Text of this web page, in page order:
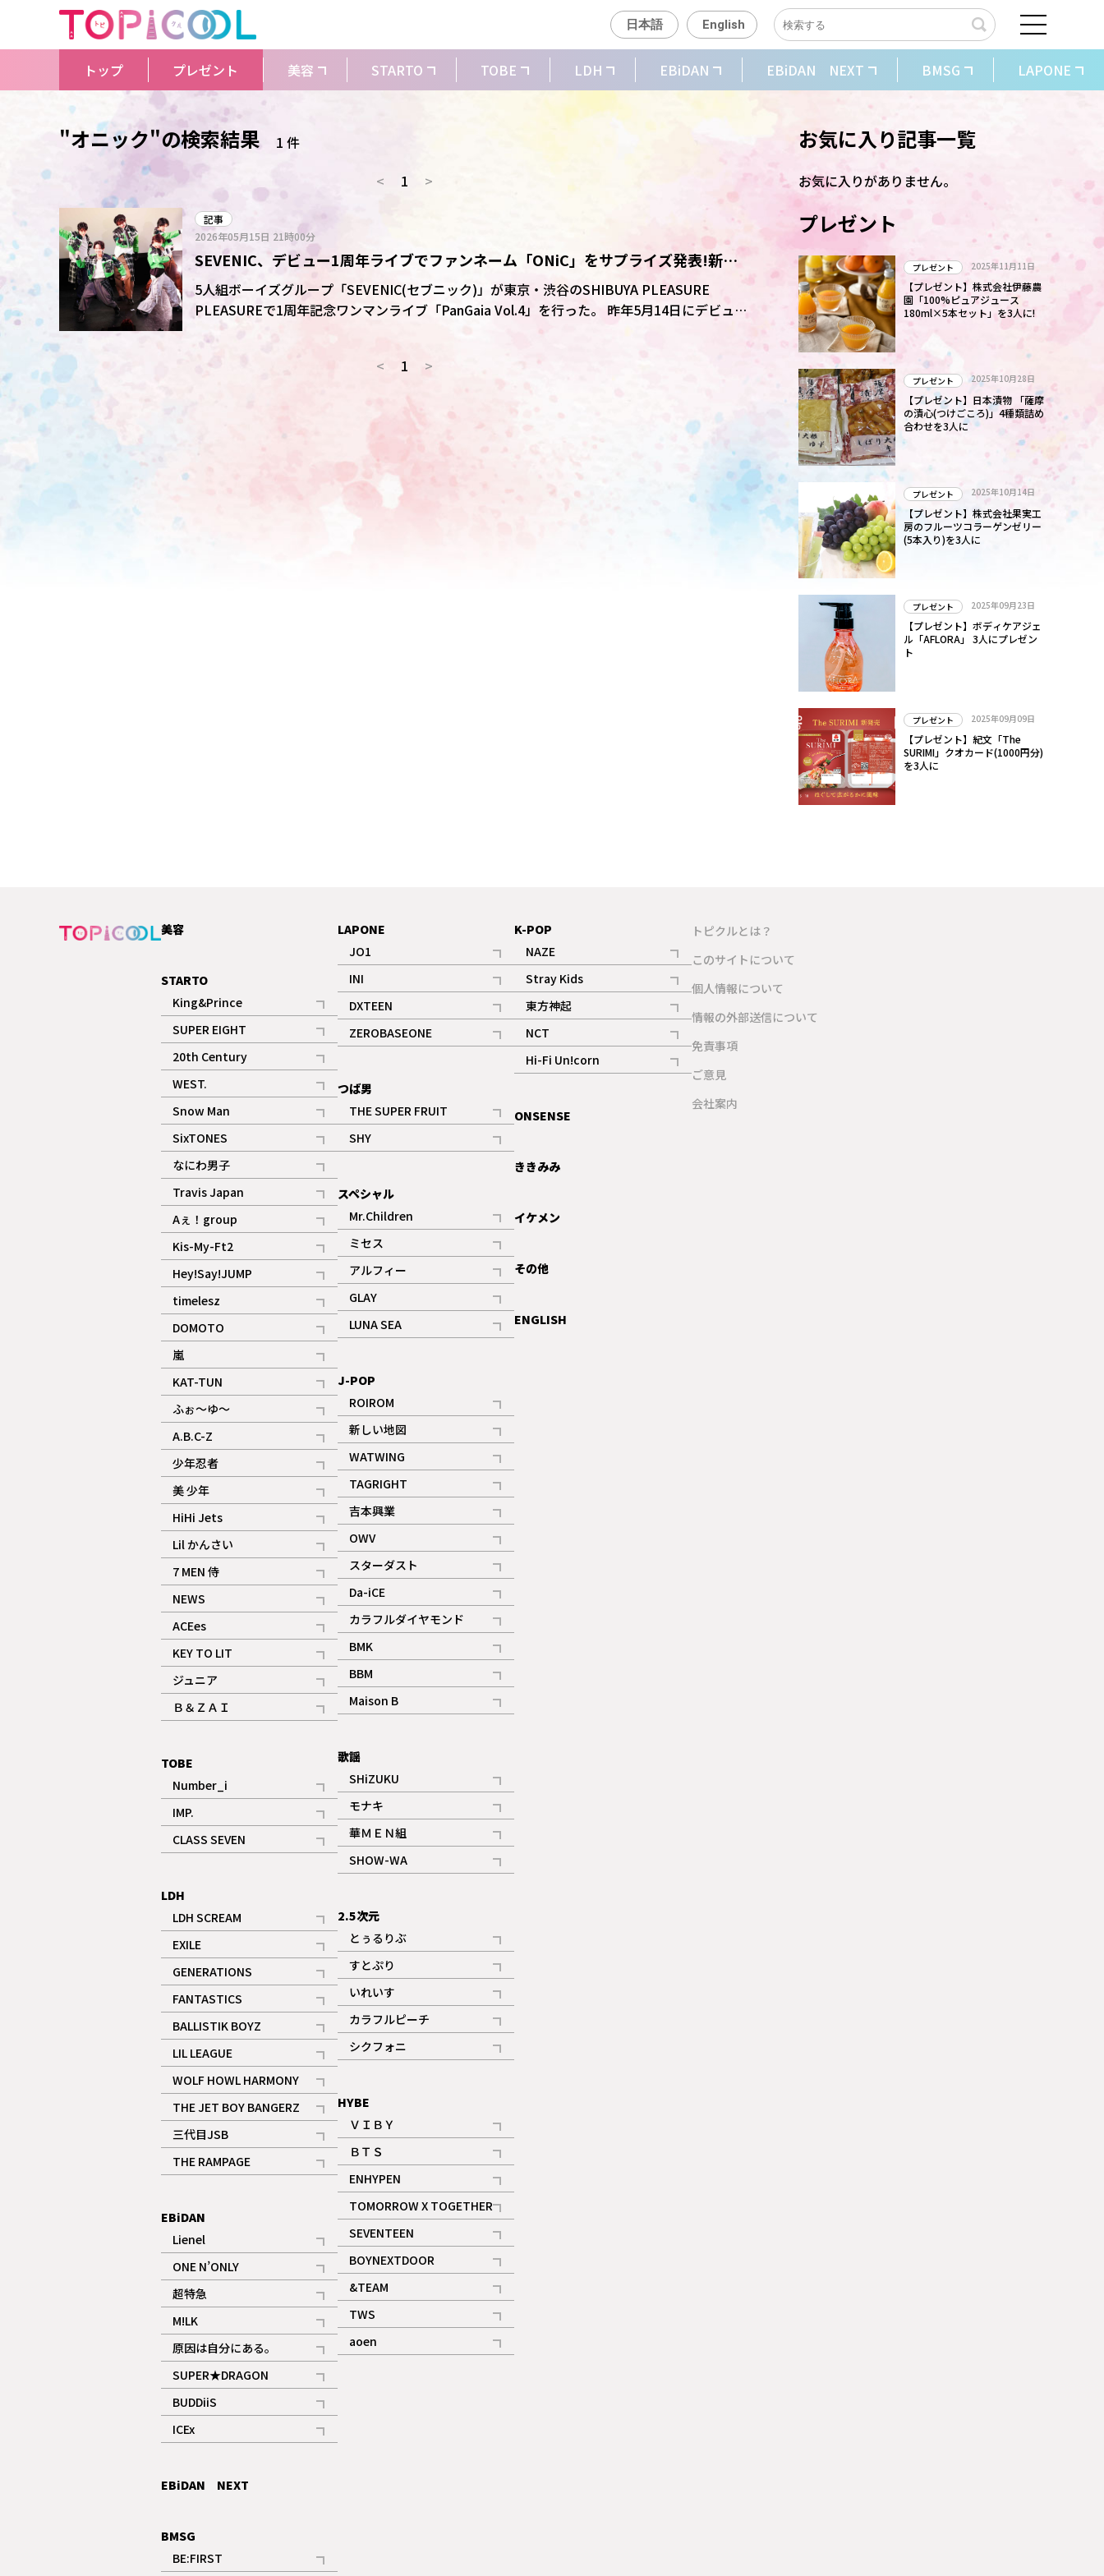
日本語 English
トップ プレゼント 美容 STARTO TOBE LDH EBiDAN EBiDAN NEXT BMSG LAPONE
"オニック"の検索結果
1 件
<
1 >
記事
2026年05月15日 21時00分
SEVENIC、デビュー1周年ライブでファンネーム「ONiC」をサプライズ発表!新曲
披露に会場はどよめき
5人組ボーイズグループ「SEVENIC(セブニック)」が東京・渋谷のSHIBUYA PLEASURE
PLEASUREで1周年記念ワンマンライブ「PanGaia Vol.4」を行った。 昨年5月14日にデビュ
ー。この日は昼夜2公演を実施。初披露の新曲「OH―OH―OH」やメンバーのリクが作詞した
メンバーとグループの名前が書かれたボードを回すサインスピニングパフォーマンスも行っ
< 1 >
お気に入り記事一覧
お気に入りがありません。
プレゼント
プレゼント 2025年11月11日
【プレゼント】株式会社伊藤農
園「100%ピュアジュース
180ml×5本セット」を3人に!
プレゼント 2025年10月28日
【プレゼント】日本漬物 「薩摩
の漬心(つけごころ)」4種類詰め
合わせを3人に
プレゼント 2025年10月14日
【プレゼント】株式会社果実工
房のフルーツコラーゲンゼリー
(5本入り)を3人に
プレゼント 2025年09月23日
【プレゼント】ボディケアジェ
ル「AFLORA」 3人にプレゼン
ト
プレゼント 2025年09月09日
【プレゼント】紀文「The
SURIMI」クオカード(1000円分)
を3人に
美容
STARTO
King&Prince
記事
SUPER EIGHT
記事
20th Century
記事
WEST.
記事
Snow Man
記事
ギャラリー
SixTONES
記事
ギャラリー
なにわ男子
記事
Travis Japan
記事
Aぇ！group
記事
Kis-My-Ft2
記事
ギャラリー
Hey!Say!JUMP
記事
timelesz
記事
DOMOTO
記事
嵐
記事
KAT-TUN
記事
ふぉ～ゆ～
記事
A.B.C-Z
記事
ギャラリー
少年忍者
記事
美 少年
記事
HiHi Jets
記事
Lil かんさい
記事
7 MEN 侍
記事
NEWS
記事
ACEes
記事
KEY TO LIT
記事
ジュニア
記事
Ｂ＆ＺＡＩ
記事
TOBE
Number_i
記事
IMP.
記事
CLASS SEVEN
記事
LDH
LDH SCREAM
記事
EXILE
記事
GENERATIONS
記事
FANTASTICS
記事
BALLISTIK BOYZ
記事
LIL LEAGUE
記事
WOLF HOWL HARMONY
記事
THE JET BOY BANGERZ
記事
三代目JSB
記事
THE RAMPAGE
記事
EBiDAN
Lienel
記事
ONE N’ONLY
記事
超特急
記事
ギャラリー
M!LK
記事
原因は自分にある。
記事
SUPER★DRAGON
記事
BUDDiiS
記事
ICEx
記事
EBiDAN NEXT
BMSG
BE:FIRST
LAPONE
JO1
記事
ギャラリー
INI
記事
ギャラリー
DXTEEN
記事
ギャラリー
ZEROBASEONE
記事
つば男
THE SUPER FRUIT
記事
ギャラリー
SHY
記事
スペシャル
Mr.Children
記事
ミセス
記事
アルフィー
記事
GLAY
記事
LUNA SEA
記事
J-POP
ROIROM
記事
新しい地図
記事
WATWING
記事
TAGRIGHT
記事
吉本興業
記事
OWV
記事
ギャラリー
スターダスト
記事
Da-iCE
記事
カラフルダイヤモンド
記事
BMK
記事
ギャラリー
BBM
記事
ギャラリー
Maison B
記事
歌謡
SHiZUKU
記事
モナキ
記事
華ＭＥＮ組
記事
SHOW-WA
記事
2.5次元
とぅるりぶ
記事
すとぷり
記事
ギャラリー
いれいす
記事
ギャラリー
カラフルピーチ
記事
シクフォニ
記事
HYBE
ＶＩＢＹ
記事
ＢＴＳ
記事
ENHYPEN
記事
TOMORROW X TOGETHER
記事
ギャラリー
SEVENTEEN
記事
BOYNEXTDOOR
記事
&TEAM
記事
ギャラリー
TWS
記事
aoen
記事
K-POP
NAZE
記事
Stray Kids
記事
東方神起
記事
NCT
記事
Hi-Fi Un!corn
記事
ONSENSE
ききみみ
イケメン
その他
ENGLISH
トピクルとは？
このサイトについて
個人情報について
情報の外部送信について
免責事項
ご意見
会社案内